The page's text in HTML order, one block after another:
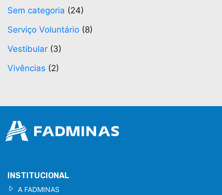
Sem categoria (24)
Serviço Voluntário (8)
Vestibular (3)
Vivências (2)
INSTITUCIONAL
A FADMINAS